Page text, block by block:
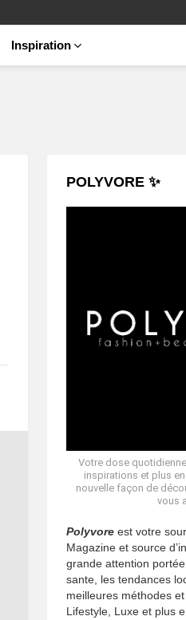
Inspiration
POLYVORE ✨
Votre dose
inspirations et plus
nouvelle façon de
vous
Polyvore est votre
Magazine et source
grande attention
sante, les tendances
meilleures méthodes
Lifestyle, Luxe et plus